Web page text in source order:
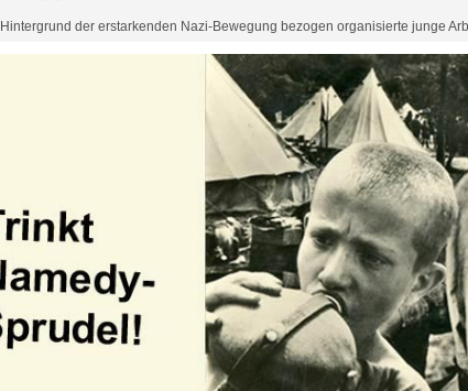
der erstarkenden Nazi-Bewegung bezogen organisierte junge
war es endlich soweit: Im Archiv der Arbeiterjugendbewegung fand der
sehr feiner (hybrider) Runde diskutierten wir Forschungsthemen rings
Wanderbund Blau-Weiß über Jugend und Sexualität bis hin zu
in den 1950er Jahren. Wir danken allen sehr für ihre Teilnahme vor Ort
ab jetzt jährlich stattfindenden Forschungsworkshop! Erste Ergebnisse
Arbeiterjugendbewegung nachlesen.
ihr gerade zum Themenfeld "Arbeit-Jugend-Bewegung" und seid
erstmal unverbindlich - bei uns unter: archiv@arbeiterjugend.de
! Die